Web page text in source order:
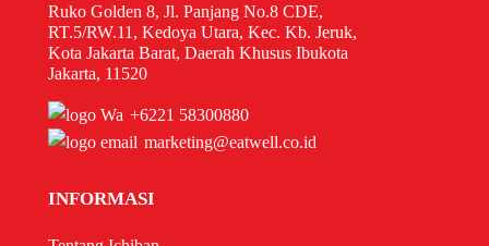
Ruko Golden 8, Jl. Panjang No.8 CDE,
RT.5/RW.11, Kedoya Utara, Kec. Kb. Jeruk,
Kota Jakarta Barat, Daerah Khusus Ibukota
Jakarta, 11520
+6221 58300880
marketing@eatwell.co.id
INFORMASI